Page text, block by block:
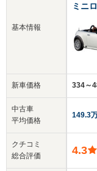
基本情報
新車価格
中古車
平均価格
クチコミ
総合評価
ミニ
334～
149.3
4.3